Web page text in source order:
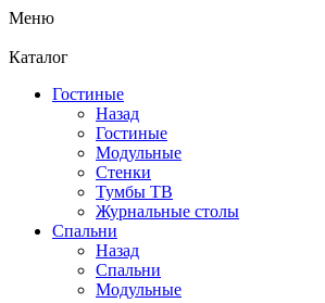
Меню
Каталог
Гостиные
Назад
Гостиные
Модульные
Стенки
Тумбы ТВ
Журнальные столы
Спальни
Назад
Спальни
Модульные